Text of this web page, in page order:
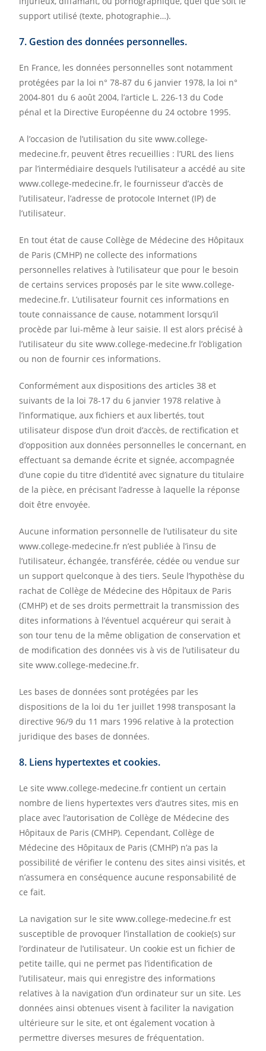
support utilisé (texte, photographie…).
7. Gestion des données personnelles.
En France, les données personnelles sont notamment
protégées par la loi n° 78-87 du 6 janvier 1978, la loi n°
2004-801 du 6 août 2004, l’article L. 226-13 du Code
pénal et la Directive Européenne du 24 octobre 1995.
A l’occasion de l’utilisation du site www.college-
medecine.fr, peuvent êtres recueillies : l’URL des liens
par l’intermédiaire desquels l’utilisateur a accédé au site
www.college-medecine.fr, le fournisseur d’accès de
l’utilisateur, l’adresse de protocole Internet (IP) de
l’utilisateur.
En tout état de cause Collège de Médecine des Hôpitaux
de Paris (CMHP) ne collecte des informations
personnelles relatives à l’utilisateur que pour le besoin
de certains services proposés par le site www.college-
medecine.fr. L’utilisateur fournit ces informations en
toute connaissance de cause, notamment lorsqu’il
procède par lui-même à leur saisie. Il est alors précisé à
l’utilisateur du site www.college-medecine.fr l’obligation
ou non de fournir ces informations.
Conformément aux dispositions des articles 38 et
suivants de la loi 78-17 du 6 janvier 1978 relative à
l’informatique, aux fichiers et aux libertés, tout
utilisateur dispose d’un droit d’accès, de rectification et
d’opposition aux données personnelles le concernant, en
effectuant sa demande écrite et signée, accompagnée
d’une copie du titre d’identité avec signature du titulaire
de la pièce, en précisant l’adresse à laquelle la réponse
doit être envoyée.
Aucune information personnelle de l’utilisateur du site
www.college-medecine.fr n’est publiée à l’insu de
l’utilisateur, échangée, transférée, cédée ou vendue sur
un support quelconque à des tiers. Seule l’hypothèse du
rachat de Collège de Médecine des Hôpitaux de Paris
(CMHP) et de ses droits permettrait la transmission des
dites informations à l’éventuel acquéreur qui serait à
son tour tenu de la même obligation de conservation et
de modification des données vis à vis de l’utilisateur du
site www.college-medecine.fr.
Les bases de données sont protégées par les
dispositions de la loi du 1er juillet 1998 transposant la
directive 96/9 du 11 mars 1996 relative à la protection
juridique des bases de données.
8. Liens hypertextes et cookies.
Le site www.college-medecine.fr contient un certain
nombre de liens hypertextes vers d’autres sites, mis en
place avec l’autorisation de Collège de Médecine des
Hôpitaux de Paris (CMHP). Cependant, Collège de
Médecine des Hôpitaux de Paris (CMHP) n’a pas la
possibilité de vérifier le contenu des sites ainsi visités, et
n’assumera en conséquence aucune responsabilité de
ce fait.
La navigation sur le site www.college-medecine.fr est
susceptible de provoquer l’installation de cookie(s) sur
l’ordinateur de l’utilisateur. Un cookie est un fichier de
petite taille, qui ne permet pas l’identification de
l’utilisateur, mais qui enregistre des informations
relatives à la navigation d’un ordinateur sur un site. Les
données ainsi obtenues visent à faciliter la navigation
ultérieure sur le site, et ont également vocation à
permettre diverses mesures de fréquentation.